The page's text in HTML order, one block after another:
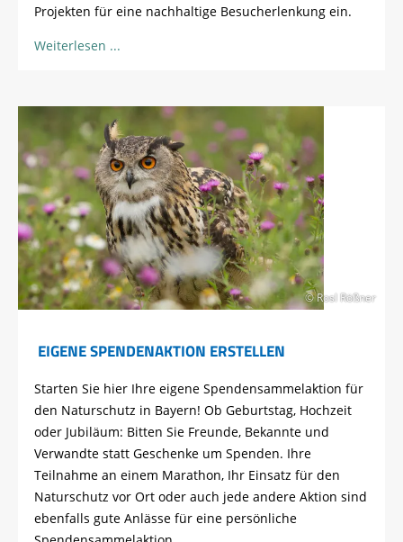
Projekten für eine nachhaltige Besucherlenkung ein.
Weiterlesen
© Rosl Rößner
EIGENE SPENDENAKTION ERSTELLEN
Starten Sie hier Ihre eigene Spendensammelaktion für
den Naturschutz in Bayern! Ob Geburtstag, Hochzeit
oder Jubiläum: Bitten Sie Freunde, Bekannte und
Verwandte statt Geschenke um Spenden. Ihre
Teilnahme an einem Marathon, Ihr Einsatz für den
Naturschutz vor Ort oder auch jede andere Aktion sind
ebenfalls gute Anlässe für eine persönliche